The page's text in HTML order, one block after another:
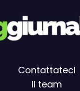
Contattateci
Il team